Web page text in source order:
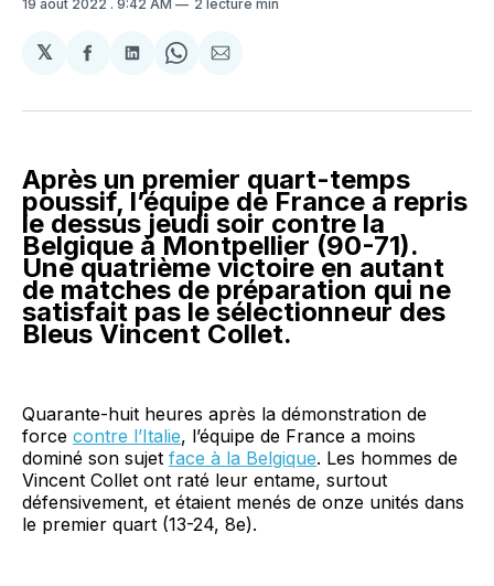
19 août 2022 . 9:42 AM 2 lecture min
𝕏
Partager
Facebook
Partager
LinkedIn
Share
WhatsApp
Partager
Courriel
Après un premier quart-temps
poussif, l’équipe de France a repris
le dessus jeudi soir contre la
Belgique à Montpellier (90-71).
Une quatrième victoire en autant
de matches de préparation qui ne
satisfait pas le sélectionneur des
Bleus Vincent Collet.
Quarante-huit heures après la démonstration de
force contre l’Italie, l’équipe de France a moins
dominé son sujet face à la Belgique. Les hommes de
Vincent Collet ont raté leur entame, surtout
défensivement, et étaient menés de onze unités dans
le premier quart (13-24, 8e).